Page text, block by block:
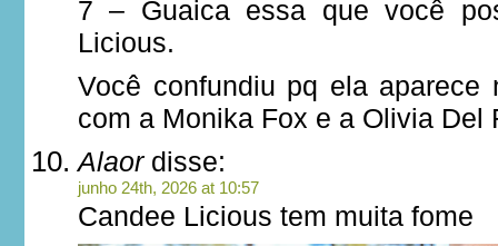
7 – Guaica essa que você
Licious.
Você confundiu pq ela aparece
com a Monika Fox e a Olivia Del
Alaordisse:
junho 24th, 2026 at 10:57
Candee Licious tem muita fome